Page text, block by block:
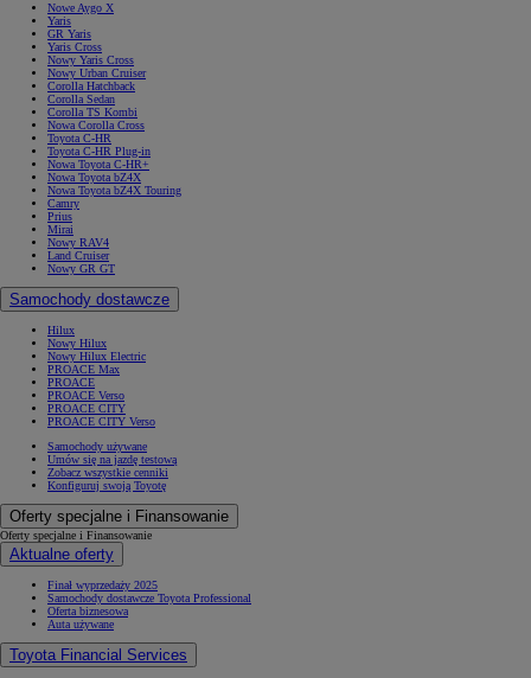
Nowe Aygo X
Yaris
GR Yaris
Yaris Cross
Nowy Yaris Cross
Nowy Urban Cruiser
Corolla Hatchback
Corolla Sedan
Corolla TS Kombi
Nowa Corolla Cross
Toyota C-HR
Toyota C-HR Plug-in
Nowa Toyota C-HR+
Nowa Toyota bZ4X
Nowa Toyota bZ4X Touring
Camry
Prius
Mirai
Nowy RAV4
Land Cruiser
Nowy GR GT
Samochody dostawcze
Hilux
Nowy Hilux
Nowy Hilux Electric
PROACE Max
PROACE
PROACE Verso
PROACE CITY
PROACE CITY Verso
Samochody używane
Umów się na jazdę testową
Zobacz wszystkie cenniki
Konfiguruj swoją Toyotę
Oferty specjalne i Finansowanie
Oferty specjalne i Finansowanie
Aktualne oferty
Finał wyprzedaży 2025
Samochody dostawcze Toyota Professional
Oferta biznesowa
Auta używane
Toyota Financial Services